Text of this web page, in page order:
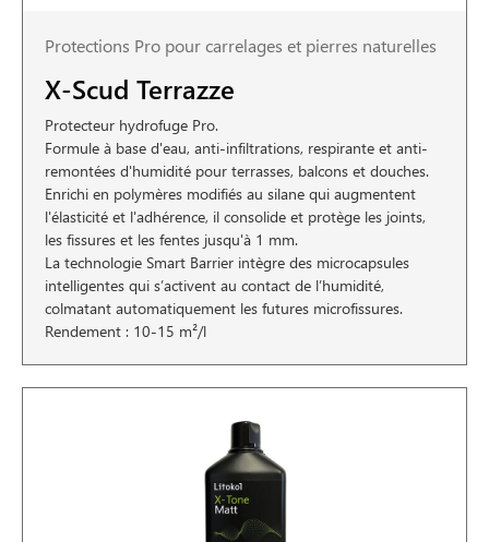
Protections Pro pour carrelages et pierres naturelles
X-Scud Terrazze
Protecteur hydrofuge Pro.
Formule à base d'eau, anti-infiltrations, respirante et anti-
remontées d'humidité pour terrasses, balcons et douches.
Enrichi en polymères modifiés au silane qui augmentent
l'élasticité et l'adhérence, il consolide et protège les joints,
les fissures et les fentes jusqu'à 1 mm.
La technologie Smart Barrier intègre des microcapsules
intelligentes qui s’activent au contact de l’humidité,
colmatant automatiquement les futures microfissures.
Rendement : 10-15 m²/l